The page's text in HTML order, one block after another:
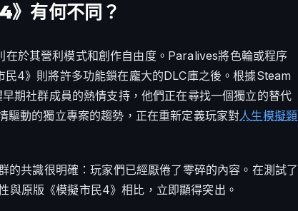
有何不同？
於其營利模式和創作自由度。Paralives將色輪或程序
4》則將許多功能鎖在龐大的DLC庫之後。根據Steam
期社群成員的熱情支持，他們正在尋找一個獨立的替代
動的獨立專案的趨勢，正在重新定義玩家對人生模擬類
的共識很明確：玩家們已經厭倦了零碎的內容。在測試了
原版《模擬市民4》相比，立即顯得突出。